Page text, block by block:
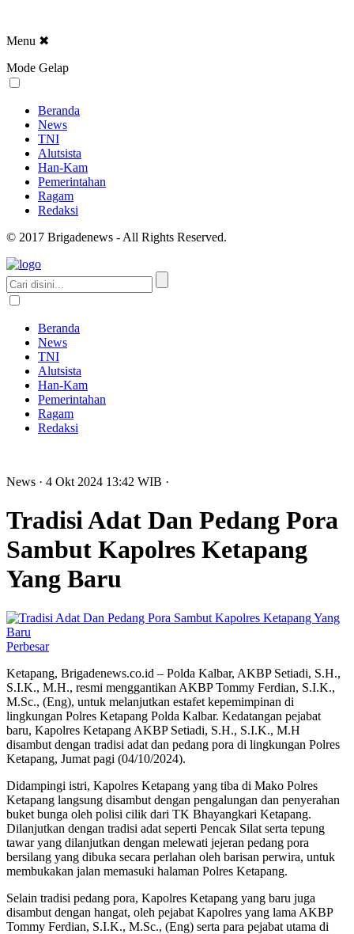
Menu ✖
Mode Gelap
Beranda
News
TNI
Alutsista
Han-Kam
Pemerintahan
Ragam
Redaksi
© 2017 Brigadenews - All Rights Reserved.
Beranda
News
TNI
Alutsista
Han-Kam
Pemerintahan
Ragam
Redaksi
News · 4 Okt 2024 13:42 WIB ·
Tradisi Adat Dan Pedang Pora
Sambut Kapolres Ketapang
Yang Baru
Perbesar
Ketapang, Brigadenews.co.id – Polda Kalbar, AKBP Setiadi, S.H.,
S.I.K., M.H., resmi menggantikan AKBP Tommy Ferdian, S.I.K.,
M.Sc., (Eng), untuk melanjutkan estafet kepemimpinan di
lingkungan Polres Ketapang Polda Kalbar. Kedatangan pejabat
baru, Kapolres Ketapang AKBP Setiadi, S.H., S.I.K., M.H
disambut dengan tradisi adat dan pedang pora di lingkungan Polres
Ketapang, Jumat pagi (04/10/2024).
Didampingi istri, Kapolres Ketapang yang tiba di Mako Polres
Ketapang langsung disambut dengan pengalungan dan penyerahan
buket bunga oleh polisi cilik dari TK Bhayangkari Ketapang.
Dilanjutkan dengan tradisi adat seperti Pencak Silat serta tepung
tawar yang dilanjutkan dengan melewati jejeran pedang pora
bersilang yang dibuka secara perlahan oleh barisan perwira, untuk
membukakan jalan memasuki halaman Polres Ketapang.
Selain tradisi pedang pora, Kapolres Ketapang yang baru juga
disambut dengan hangat, oleh pejabat Kapolres yang lama AKBP
Tommy Ferdian, S.I.K., M.Sc., (Eng) serta para pejabat utama di